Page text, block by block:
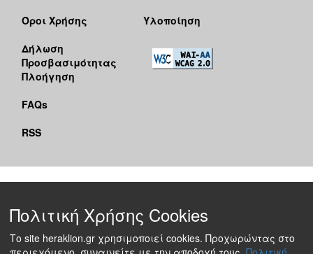
Όροι Χρήσης
Δήλωση
Προσβασιμότητας
Πλοήγηση
FAQs
RSS
Υλοποίηση
Πολιτική Χρήσης Cookies
Το site heraklion.gr χρησιμοποιεί cookies. Προχωρώντας στο